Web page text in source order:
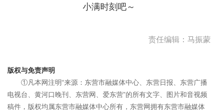
小满时刻吧～
责任编辑：马振蒙
版权与免责声明
①凡本网注明“来源：东营市融媒体中心、东营日报、东营广播
电视台、黄河口晚刊、东营网、爱东营”的所有文字、图片和音视频
稿件，版权均属东营市融媒体中心所有，东营网拥有东营市融媒体